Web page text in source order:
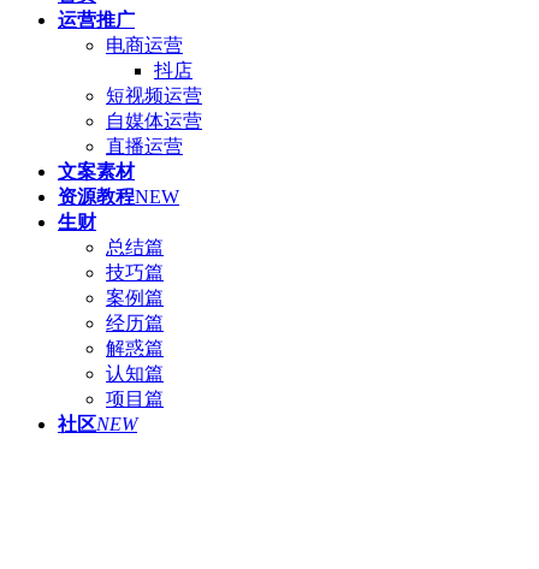
运营推广
电商运营
抖店
短视频运营
自媒体运营
直播运营
文案素材
资源教程NEW
生财
总结篇
技巧篇
案例篇
经历篇
解惑篇
认知篇
项目篇
社区NEW